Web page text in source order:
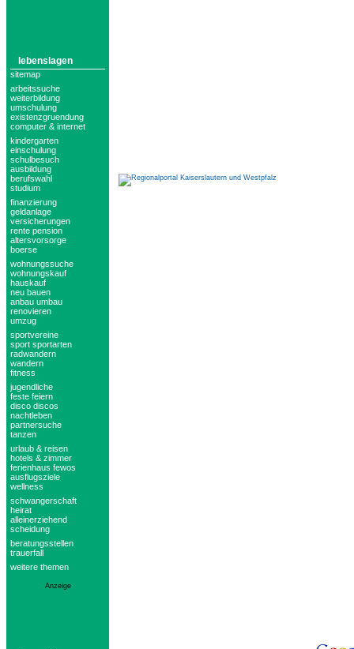
lebenslagen
sitemap
arbeitssuche
weiterbildung
umschulung
existenzgruendung
computer & internet
kindergarten
einschulung
schulbesuch
ausbildung
berufswahl
studium
finanzierung
geldanlage
versicherungen
rente pension
altersvorsorge
boerse
wohnungssuche
wohnungskauf
hauskauf
neu bauen
anbau umbau
renovieren
umzug
sportvereine
sport sportarten
radwandern
wandern
fitness
jugendliche
feste feiern
disco discos
nachtleben
partnersuche
tanzen
urlaub & reisen
hotels & zimmer
ferienhaus fewos
ausflugsziele
wellness
schwangerschaft
heirat
alleinerziehend
scheidung
beratungsstellen
trauerfall
weitere themen
Anzeige